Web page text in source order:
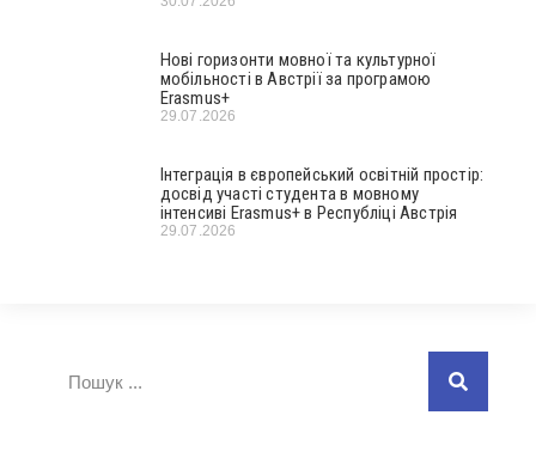
Нові горизонти мовної та культурної
мобільності в Австрії за програмою
Erasmus+
29.07.2026
Інтеграція в європейський освітній простір:
досвід участі студента в мовному
інтенсиві Erasmus+ в Республіці Австрія
29.07.2026